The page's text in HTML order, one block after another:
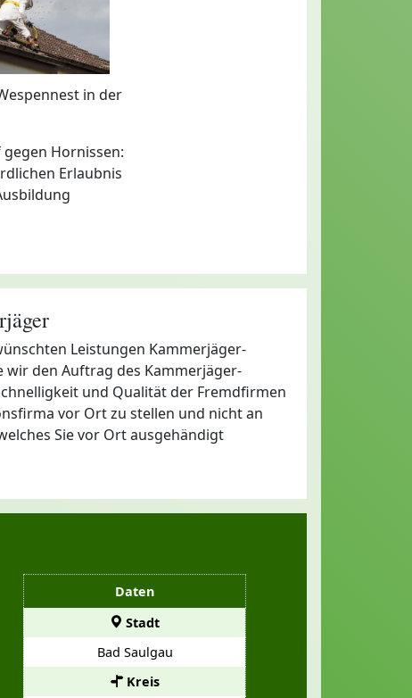
in der
Hornissen:
Erlaubnis
Leistungen Kammerjäger-
den Auftrag des Kammerjäger-
und Qualität der Fremdfirmen
vor Ort zu stellen und nicht an
Sie vor Ort ausgehändigt
Daten
Stadt
Bad Saulgau
Kreis